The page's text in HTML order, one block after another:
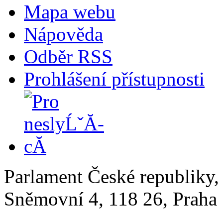
Mapa webu
Nápověda
Odběr RSS
Prohlášení přístupnosti
Parlament České
Sněmovní 4, 118 26,